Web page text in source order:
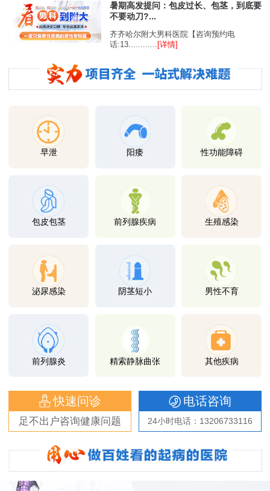
暑期高发提问：包皮过长、包茎，到底要
不要动刀?...
齐齐哈尔附大男科医院【咨询预约电
话:13............
[详情]
早泄 阳痿 性功能障碍
包皮包茎 前列腺疾病 生殖感染
泌尿感染 阴茎短小 男性不育
前列腺炎 精索静脉曲张 其他疾病
快速问诊
足不出户咨询健康问题
电话咨询
24小时电话：13206733116